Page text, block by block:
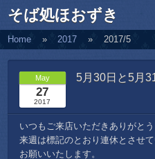
そば処ほおずき
Home 2017 2017/5
5月30日と5月
May
27
2017
いつもご来店いただきありがと
来週は標記のとおり連休とさせ
お願いいたします。